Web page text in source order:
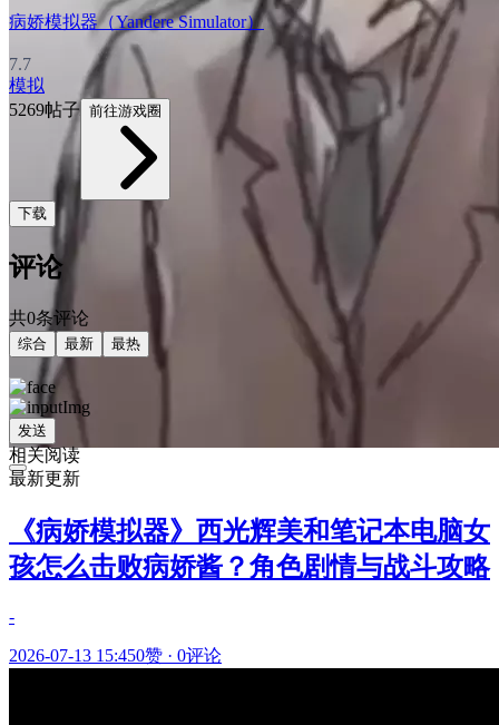
病娇模拟器（Yandere Simulator）
7.7
模拟
5269帖子 前往游戏圈
下载
评论
共0条评论
综合 最新 最热
发送
相关阅读
最新更新
《病娇模拟器》西光辉美和笔记本电脑女
孩怎么击败病娇酱？角色剧情与战斗攻略
-
2026-07-13 15:450赞 · 0评论